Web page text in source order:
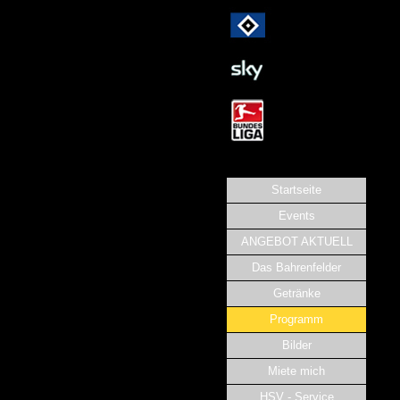
Startseite
Events
ANGEBOT AKTUELL
Das Bahrenfelder
Getränke
Programm
Bilder
Miete mich
HSV - Service